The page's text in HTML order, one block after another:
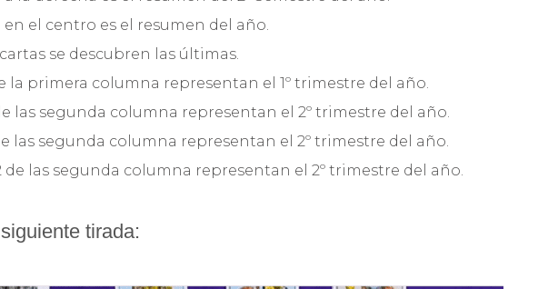
en el centro es el resumen del año.
se descubren las últimas.
la primera columna representan el 1º trimestre del año.
las segunda columna representan el 2º trimestre del año.
las segunda columna representan el 2º trimestre del año.
de las segunda columna representan el 2º trimestre del año.
tirada: